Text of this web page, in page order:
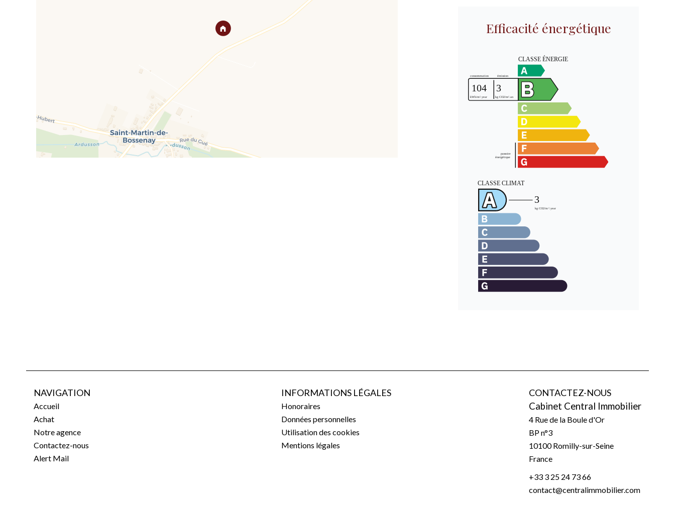
Efficacité énergétique
NAVIGATION
Accueil
Achat
Notre agence
Contactez-nous
Alert Mail
INFORMATIONS LÉGALES
Honoraires
Données personnelles
Utilisation des cookies
Mentions légales
CONTACTEZ-NOUS
Cabinet Central Immobilier
4 Rue de la Boule d'Or
BP n°3
10100Romilly-sur-Seine
France
+33 3 25 24 73 66
contact@centralimmobilier.com